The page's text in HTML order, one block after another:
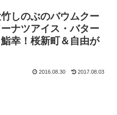
しのぶのバウムクー
ナツアイス・バター
幸！桜新町＆自由が
2016.08.30 2017.08.03